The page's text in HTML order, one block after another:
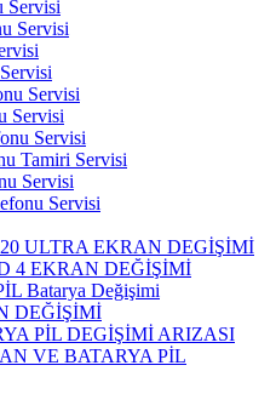
Servisi
Servisi
Servisi
Servisi
Servisi
Tamiri Servisi
Servisi
Servisi
ULTRA EKRAN DEGİŞİMİ
4 EKRAN DEĞİŞİMİ
Batarya Değişimi
DEĞİŞİMİ
PİL DEGİŞİMİ ARIZASI
VE BATARYA PİL